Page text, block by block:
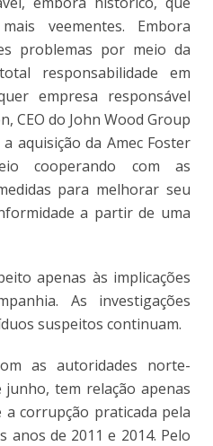
veementes. Embora
problemas por meio da
responsabilidade em
empresa responsável
CEO do John Wood Group
aquisição da Amec Foster
cooperando com as
para melhorar seu
a partir de uma
apenas às implicações
As investigações
suspeitos continuam.
as autoridades norte-
tem relação apenas
a corrupção praticada pela
anos de 2011 e 2014. Pelo